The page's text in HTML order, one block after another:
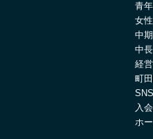
青
女
中
中
経
町
入
ホ